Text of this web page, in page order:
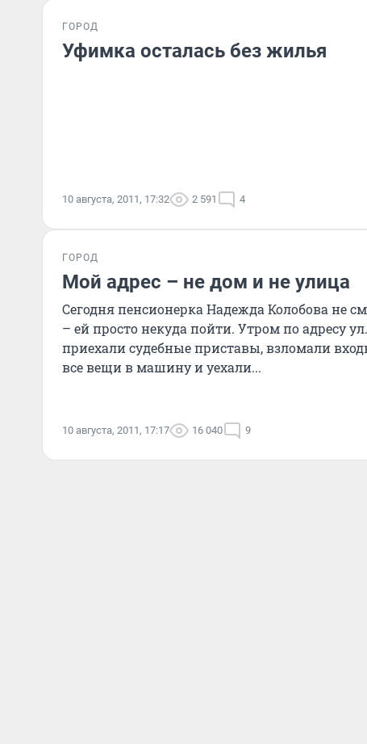
ГОРОД
Уфимка осталась без жилья
10 августа, 2011, 17:32 2 591 4
ГОРОД
Мой адрес – не дом и не улица
Сегодня пенсионерка Надежда Колобова не
– ей просто некуда пойти. Утром по адресу
приехали судебные приставы, взломали
все вещи в машину и уехали...
10 августа, 2011, 17:17 16 040 9